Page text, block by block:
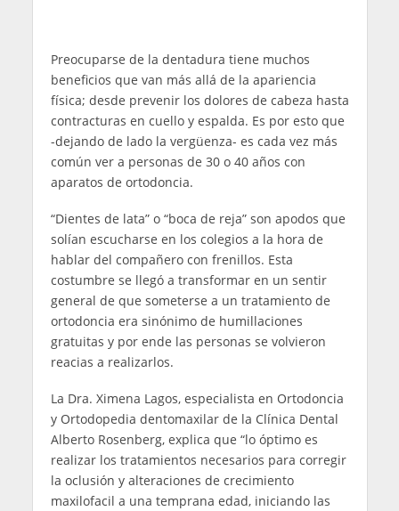
Preocuparse de la dentadura tiene muchos
beneficios que van más allá de la apariencia
física; desde prevenir los dolores de cabeza hasta
contracturas en cuello y espalda. Es por esto que
-dejando de lado la vergüenza- es cada vez más
común ver a personas de 30 o 40 años con
aparatos de ortodoncia.
“Dientes de lata” o “boca de reja” son apodos que
solían escucharse en los colegios a la hora de
hablar del compañero con frenillos. Esta
costumbre se llegó a transformar en un sentir
general de que someterse a un tratamiento de
ortodoncia era sinónimo de humillaciones
gratuitas y por ende las personas se volvieron
reacias a realizarlos.
La Dra. Ximena Lagos, especialista en Ortodoncia
y Ortodopedia dentomaxilar de la Clínica Dental
Alberto Rosenberg, explica que “lo óptimo es
realizar los tratamientos necesarios para corregir
la oclusión y alteraciones de crecimiento
maxilofacil a una temprana edad, iniciando las